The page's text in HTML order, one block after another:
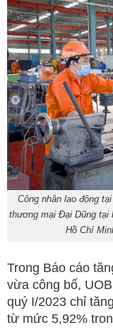
Công nhân lao động
thương mại Đại Dũng tại
Hồ Chí
Trong Báo cáo
vừa công bố,
quý I/2023 chỉ
từ mức 5,92%